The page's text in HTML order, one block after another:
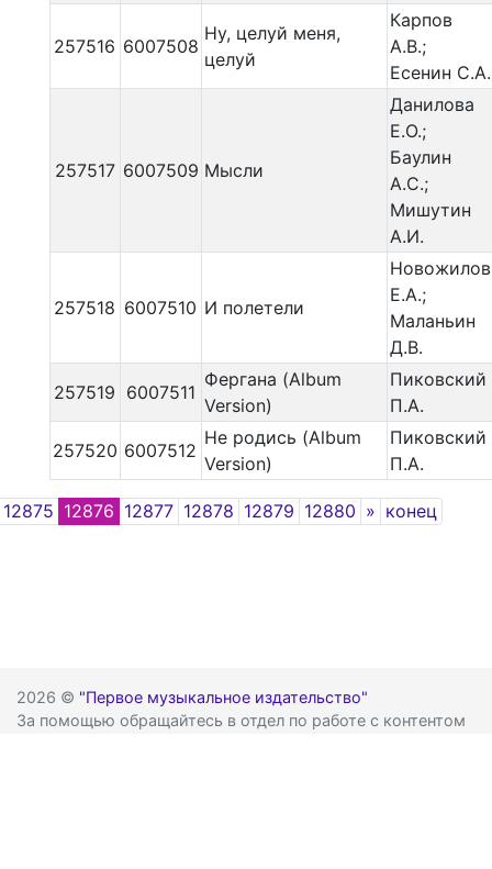
257516 6007508
Ну, целуй меня,
целуй
Карпов
А.В.;
Есенин С.А.
257517 6007509 Мысли
Данилова
Е.О.;
Баулин
А.С.;
Мишутин
А.И.
257518 6007510 И полетели
Новожилов
Е.А.;
Маланьин
Д.В.
257519 6007511
Фергана (Album
Version)
Пиковский
П.А.
257520 6007512
Не родись (Album
Version)
Пиковский
П.А.
12875 12876 12877 12878 12879 12880 » Next
конец
2026 © "Первое музыкальное издательство"
За помощью обращайтесь в отдел по работе с контентом